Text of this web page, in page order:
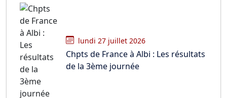
lundi 27 juillet 2026
Chpts de France à Albi : Les résultats
de la 3ème journée